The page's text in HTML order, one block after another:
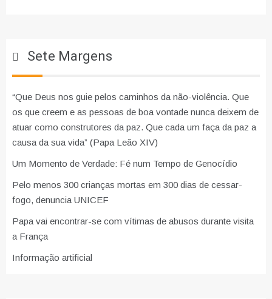
Sete Margens
“Que Deus nos guie pelos caminhos da não-violência. Que
os que creem e as pessoas de boa vontade nunca deixem de
atuar como construtores da paz. Que cada um faça da paz a
causa da sua vida” (Papa Leão XIV)
Um Momento de Verdade: Fé num Tempo de Genocídio
Pelo menos 300 crianças mortas em 300 dias de cessar-
fogo, denuncia UNICEF
Papa vai encontrar-se com vítimas de abusos durante visita
a França
Informação artificial